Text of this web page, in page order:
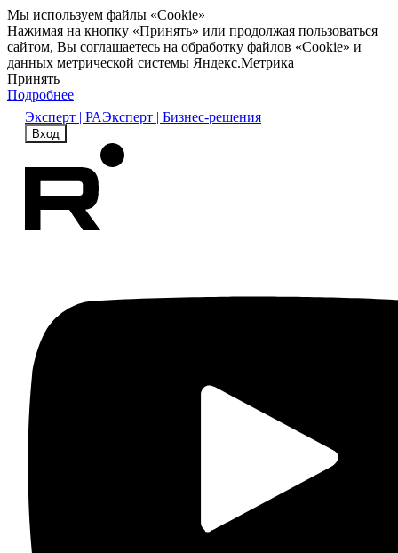
Мы используем файлы «Cookie»
Нажимая на кнопку «Принять» или продолжая пользоваться
сайтом, Вы соглашаетесь на обработку файлов «Cookie» и
данных метрической системы Яндекс.Метрика
Принять
Подробнее
Эксперт | РАЭксперт | Бизнес-решения
Вход